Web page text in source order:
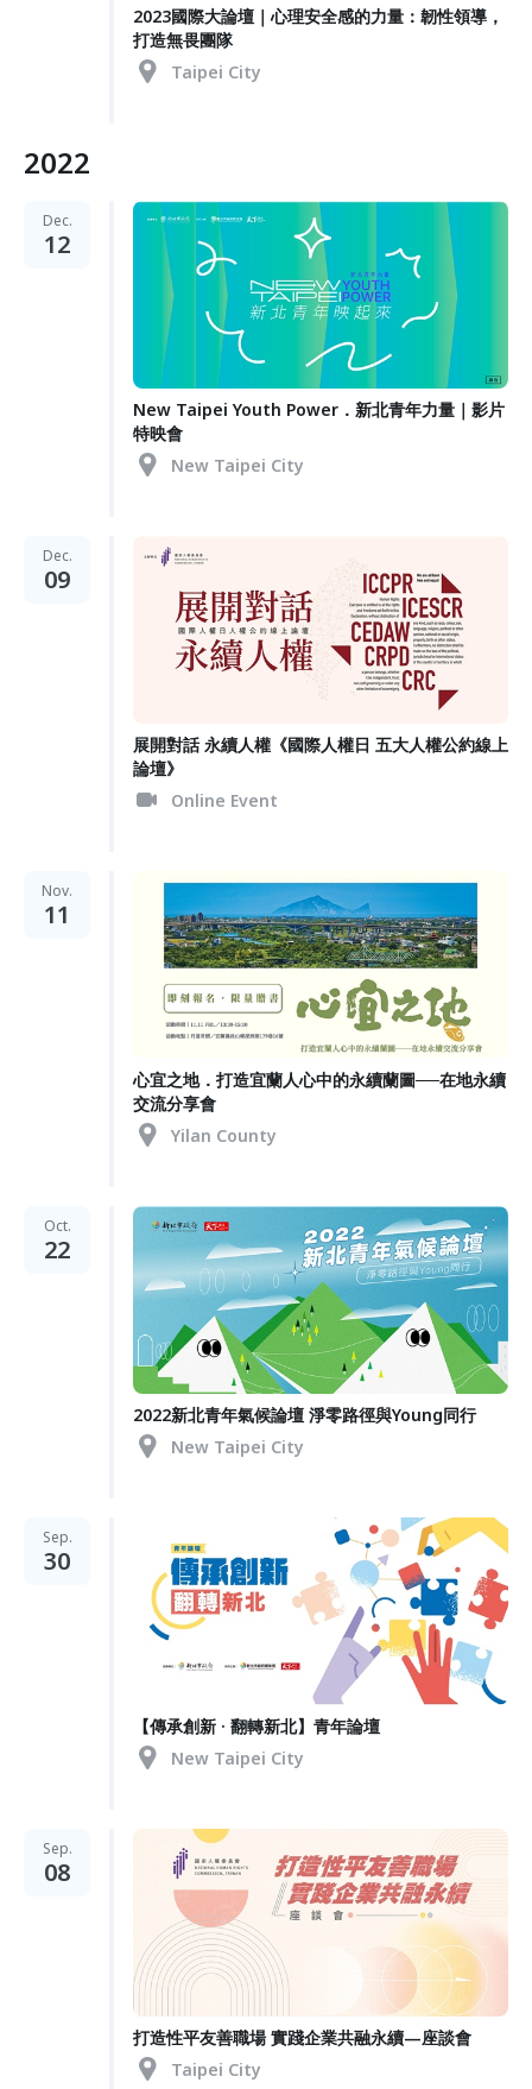
2023國際大論壇｜心理安全感的力量：韌性領導，
打造無畏團隊
Taipei City
2022
Dec.
12
New Taipei Youth Power．新北青年力量｜影片
特映會
New Taipei City
Dec.
09
展開對話 永續人權《國際人權日 五大人權公約線上
論壇》
Online Event
Nov.
11
心宜之地．打造宜蘭人心中的永續蘭圖──在地永續
交流分享會
Yilan County
Oct.
22
2022新北青年氣候論壇 淨零路徑與Young同行
New Taipei City
Sep.
30
【傳承創新 · 翻轉新北】青年論壇
New Taipei City
Sep.
08
打造性平友善職場 實踐企業共融永續—座談會
Taipei City